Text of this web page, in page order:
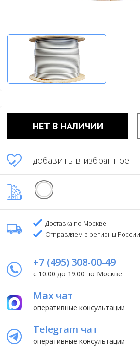
НЕТ В НАЛИЧИИ
добавить в избранное
Доставка по Москве
Отправляем в регионы России
+7 (495) 308-00-49
с 10:00 до 19:00 по Москве
Max чат
оперативные консультации
Telegram чат
оперативные консультации